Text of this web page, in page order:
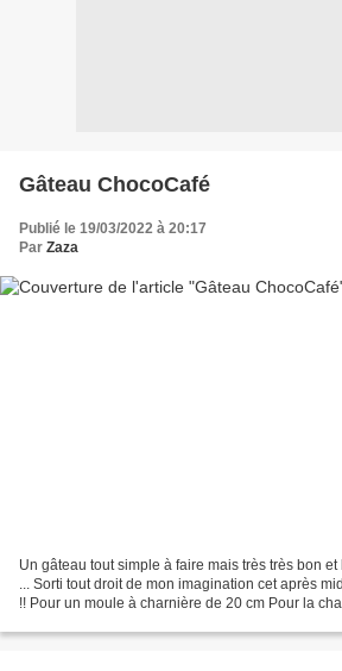
Gâteau ChocoCafé
Publié le 19/03/2022 à 20:17
Par Zaza
Un gâteau tout simple à faire mais très très bon
... Sorti tout droit de mon imagination cet après
!! Pour un moule à charnière de 20 cm Pour la